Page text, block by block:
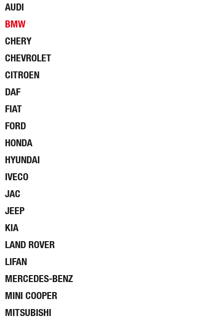
AUDI
BMW
CHERY
CHEVROLET
CITROEN
DAF
FIAT
FORD
HONDA
HYUNDAI
IVECO
JAC
JEEP
KIA
LAND ROVER
LIFAN
MERCEDES-BENZ
MINI COOPER
MITSUBISHI